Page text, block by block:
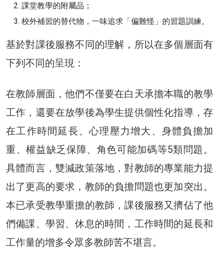
課堂教學的附屬品；
校外補習的替代物，一味追求「偏難怪」的習題訓練。
基於對課後服務不同的理解，所以在多個層面有
下列不同的呈現：
在教師層面，他們不僅要在白天承擔本職的教學
工作，還要在放學後為學生提供個性化指導，存
在工作時間延長、心理壓力增大、身體負擔加
重、權益缺乏保障、角色可能加碼等5類問題。
具體而言，雙減政策落地，對教師的專業能力提
出了更高的要求，教師的負擔問題也更加突出。
本已承受教學重擔的教師，課後服務又擠佔了他
們備課、學習、休息的時間，工作時間的延長和
工作量的增多令眾多教師苦不堪言。